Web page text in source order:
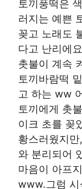
토끼풍떡은
러지는 예쁜
꽂고 노래도
다고 난리에
촛불이 계속
토끼바람떡
고 하는 ww
토끼에게 촛
이크 초를 꽂
황스러웠지
와 분리되어
마음이 아프
www.그럼 시